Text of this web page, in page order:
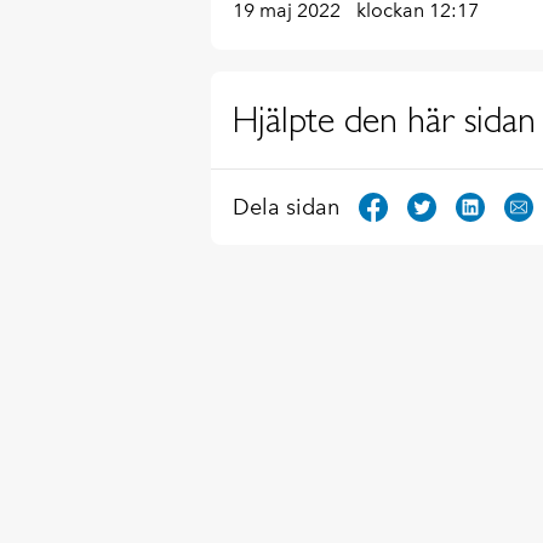
19 maj 2022 klockan 12:17
Hjälpte den här sidan
Dela sidan